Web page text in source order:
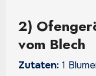
2)
vom Blech
Zutaten:1